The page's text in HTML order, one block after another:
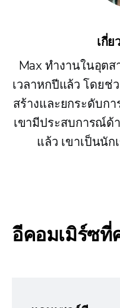
เกี่ย
Max ทำงานในอุต
เวลาหกปีแล้ว โดยช่
สร้างและยกระดับก
เขามีประสบการณ์ด้
แล้ว เขาเป็นนัก
อีคอมเมิร์ซ